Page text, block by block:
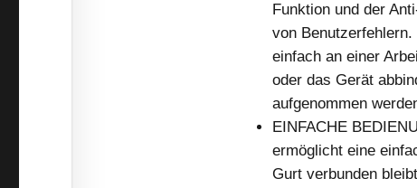
Funktion und der
von
einfach an einer
oder das Gerät
aufgenommen
EINFACHE
ermöglicht eine
Gurt verbunden